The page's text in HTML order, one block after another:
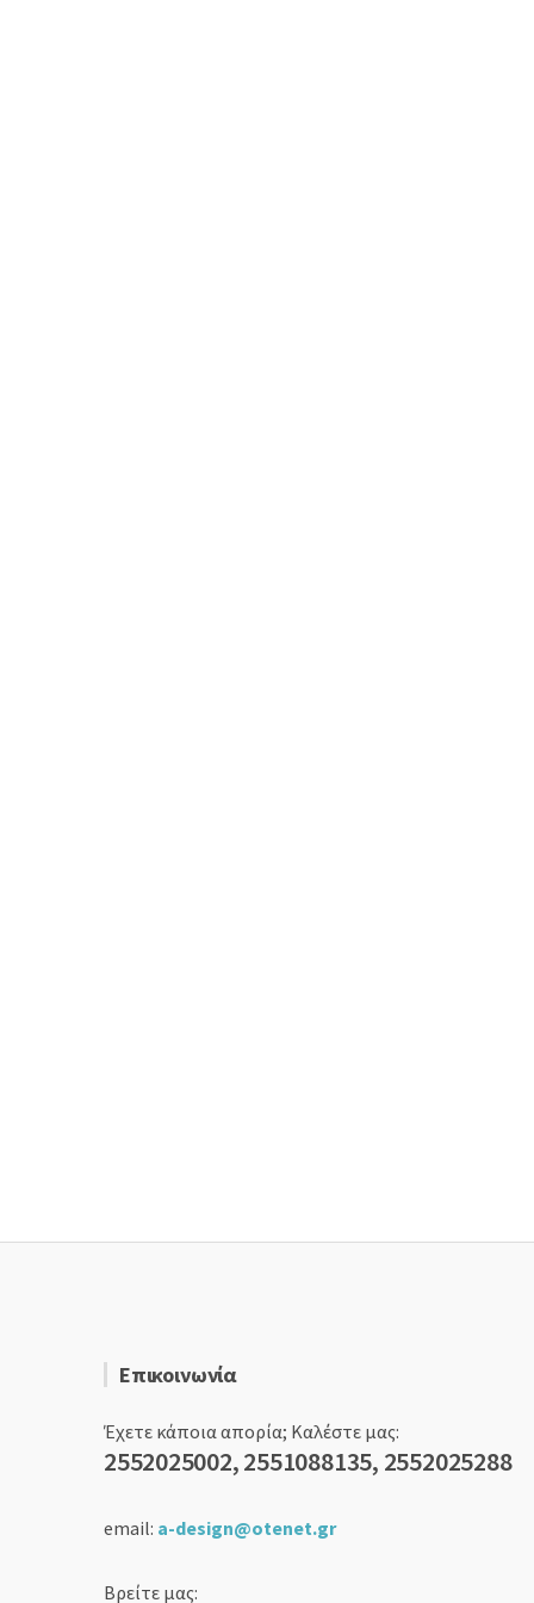
Επικοινωνία
Έχετε κάποια απορία; Καλέστε μας:
2552025002, 2551088135, 2552025288
email: a-design@otenet.gr
Βρείτε μας: